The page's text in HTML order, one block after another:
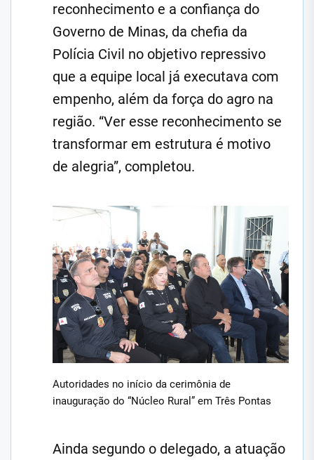
reconhecimento e a confiança do
Governo de Minas, da chefia da
Polícia Civil no objetivo repressivo
que a equipe local já executava com
empenho, além da força do agro na
região. “Ver esse reconhecimento se
transformar em estrutura é motivo
de alegria”, completou.
Autoridades no início da cerimônia de
inauguração do “Núcleo Rural” em Três Pontas
Ainda segundo o delegado, a atuação